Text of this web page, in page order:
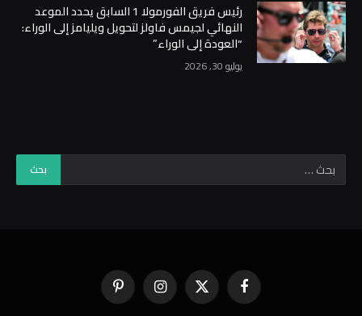
رئيس فريق الفورمولا 1 السابق يحدد الموعد
النهائي لجيمس فاولز لتحويل ويليامز إلى الوراء:
“العودة إلى الوراء”
يوليو 30, 2026
فيسبوك X
(Twitter)
الانستغرامبينتيريست